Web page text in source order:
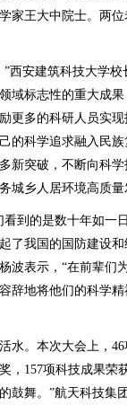
家王大中院士。两
安建筑科技大学校
域标志性的重大成
更多的科研人员实
的科学追求融入民
新突破，不断向科
城乡人居环境高质量
的是数十年如一
了我国的国防建设
波表示，“在前辈们
辞地将他们的科学
。本次大会上，46
，157项科技成果荣
鼓舞。”航天科技集